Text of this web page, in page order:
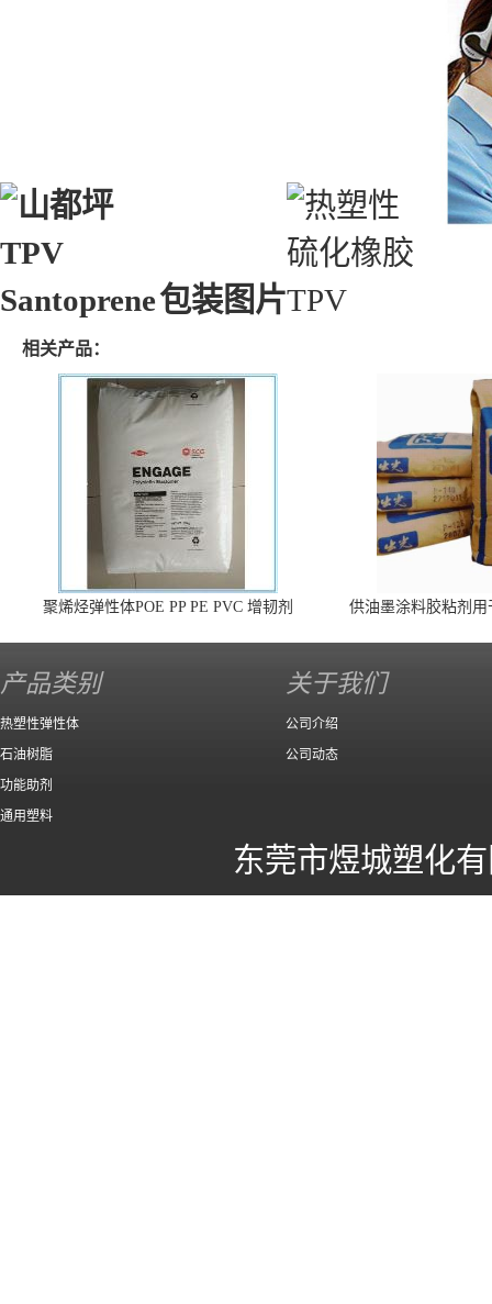
包装图片
相关产品：
聚烯烃弹性体POE PP PE PVC 增韧剂
供油墨涂料胶粘剂
产品类别
热塑性弹性体
石油树脂
功能助剂
通用塑料
关于我们
公司介绍
公司动态
东莞市煜城塑化